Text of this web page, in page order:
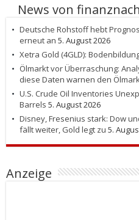
News von
Deutsche Rohstoff hebt
erneut an 5. August 2026
Xetra Gold (4GLD):
Ölmarkt vor Überraschung:
diese Daten warnen den
U.S. Crude Oil Inventories
Barrels 5. August 2026
Disney, Fresenius stark: Dow
fällt weiter, Gold legt zu 5.
Anzeige